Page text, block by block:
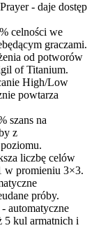
- daje dostęp
celności we
graczami.
od potworów
of Titanium.
High/Low
powtarza
szans na
z
liczbę celów
w promieniu 3×3.
próby.
automatyczne
5 kul armatnich i